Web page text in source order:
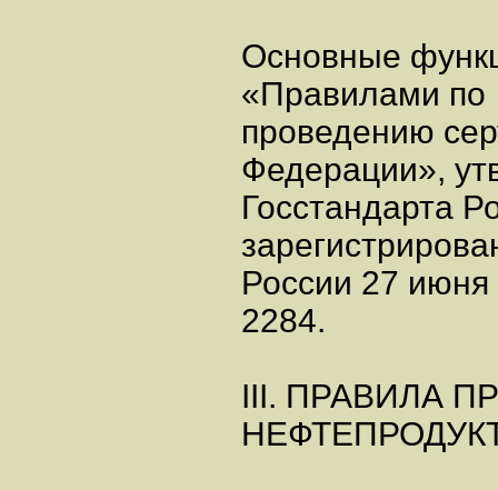
Основные
«Правилами по
проведению
Федерации»,
Госстандарта
России 27 июня
2284.
III. ПРАВИЛА